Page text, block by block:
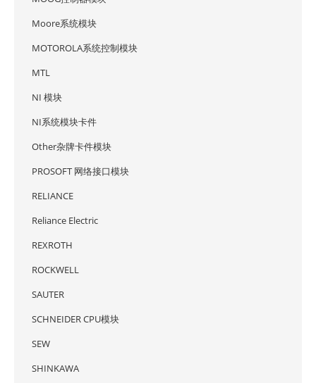
Moore系统模块
MOTOROLA系统控制模块
MTL
NI 模块
NI系统模块卡件
Other杂牌卡件模块
PROSOFT 网络接口模块
RELIANCE
Reliance Electric
REXROTH
ROCKWELL
SAUTER
SCHNEIDER CPU模块
SEW
SHINKAWA